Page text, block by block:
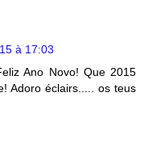
à 17:03
Ano Novo! Que 2015
Adoro éclairs..... os teus